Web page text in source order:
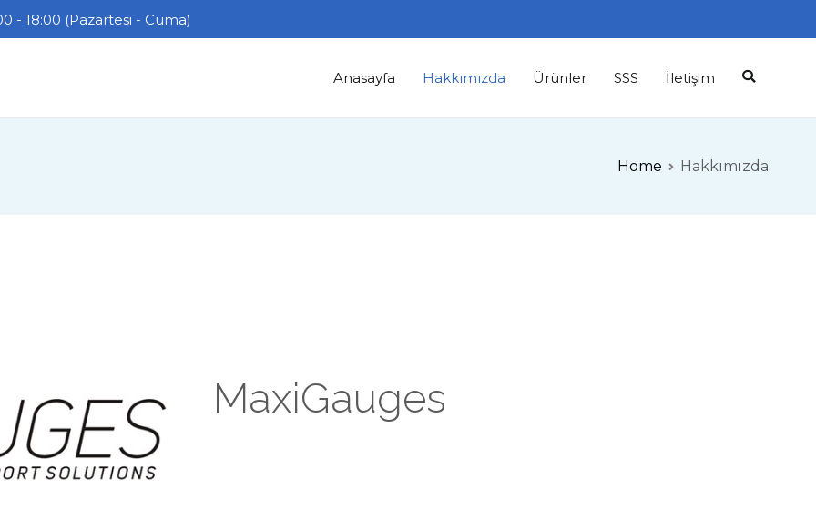
- 18:00 (Pazartesi - Cuma)
Anasayfa Hakkımızda Ürünler SSS İletişim
Home Hakkımızda
MaxiGauges